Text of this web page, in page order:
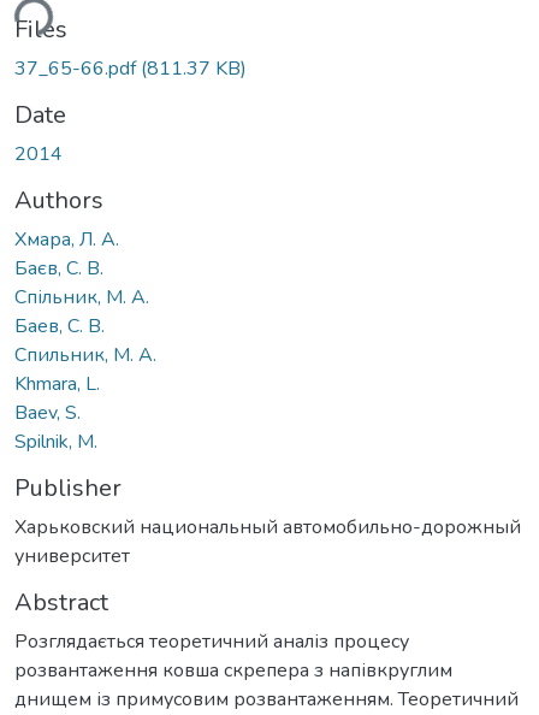
Files
37_65-66.pdf(811.37 KB)
Date
2014
Authors
Хмара, Л. А.
Баєв, С. В.
Спільник, М. А.
Баев, С. В.
Спильник, М. А.
Khmara, L.
Bаev, S.
Spilnik, M.
Publisher
Харьковский национальный автомобильно-дорожный
университет
Abstract
Розглядається теоретичний аналіз процесу
розвантаження ковша скрепера з напівкруглим
днищем із примусовим розвантаженням. Теоретичний